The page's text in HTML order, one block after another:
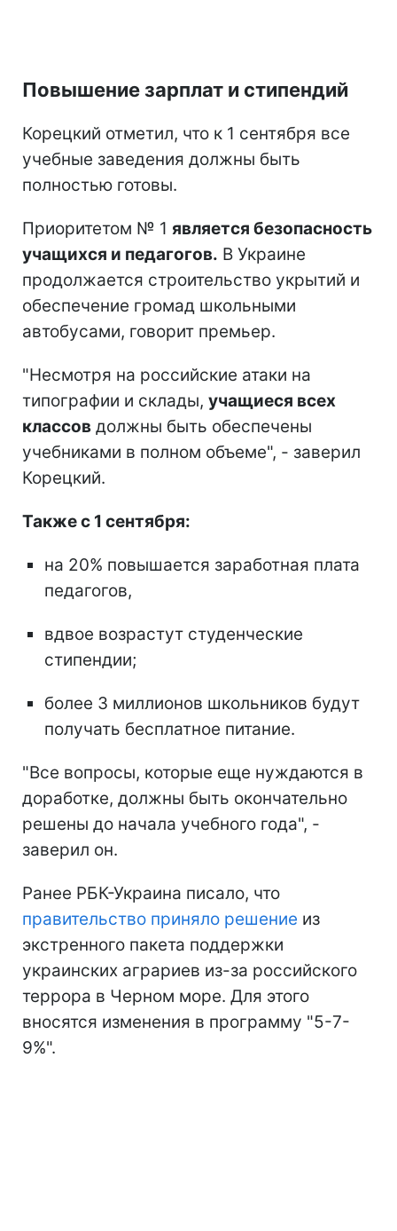
Повышение зарплат и стипендий
Корецкий отметил, что к 1 сентября все
учебные заведения должны быть
полностью готовы.
Приоритетом № 1 является безопасность
учащихся и педагогов. В Украине
продолжается строительство укрытий и
обеспечение громад школьными
автобусами, говорит премьер.
"Несмотря на российские атаки на
типографии и склады, учащиеся всех
классов должны быть обеспечены
учебниками в полном объеме", - заверил
Корецкий.
Также с 1 сентября:
на 20% повышается заработная плата
педагогов,
вдвое возрастут студенческие
стипендии;
более 3 миллионов школьников будут
получать бесплатное питание.
"Все вопросы, которые еще нуждаются в
доработке, должны быть окончательно
решены до начала учебного года", -
заверил он.
Ранее РБК-Украина писало, что
правительство приняло решение из
экстренного пакета поддержки
украинских аграриев из-за российского
террора в Черном море. Для этого
вносятся изменения в программу "5-7-
9%".